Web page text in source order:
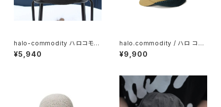
halo-commodity ハロコモデ
ィティWhirl Hat / Black
¥5,940
halo.commodity / ハロ コモ
ディティ Crevice Flap Cap/
Camel
¥9,900